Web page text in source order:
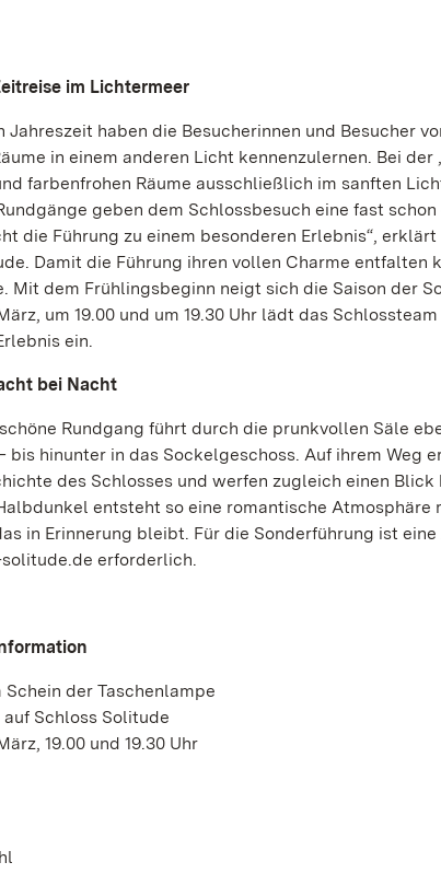
im Lichtermeer
Jahreszeit haben die Besucherinnen und Besucher
in einem anderen Licht kennenzulernen. Bei
farbenfrohen Räume ausschließlich im sanften
geben dem Schlossbesuch eine fast
die Führung zu einem besonderen Erlebnis“,
Damit die Führung ihren vollen Charme entfalten
Mit dem Frühlingsbeginn neigt sich die Saison der
um 19.00 und um 19.30 Uhr lädt das
ein.
bei Nacht
Rundgang führt durch die prunkvollen Säle
bis hinunter in das Sockelgeschoss. Auf ihrem Weg
des Schlosses und werfen zugleich einen
entsteht so eine romantische Atmosphäre
in Erinnerung bleibt. Für die Sonderführung ist
erforderlich.
der Taschenlampe
Schloss Solitude
19.00 und 19.30 Uhr